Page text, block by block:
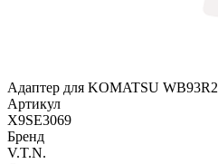
Адаптер для KOMATSU WB93R2
Артикул
X9SE3069
Бренд
V.T.N.